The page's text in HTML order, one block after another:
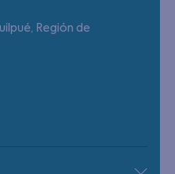
Región de